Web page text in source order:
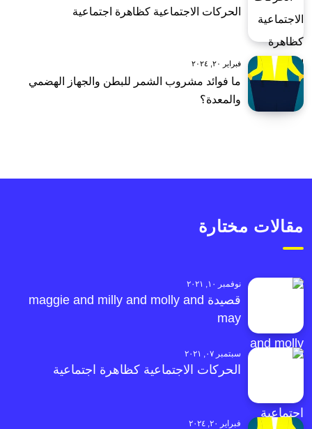
الحركات الاجتماعية كظاهرة اجتماعية
فبراير ٢٠, ٢٠٢٤
ما فوائد مشروب الشمر للبطن والجهاز الهضمي
والمعدة؟
مقالات مختارة
نوفمبر ١٠, ٢٠٢١
قصيدة maggie and milly and molly and
may
سبتمبر ٠٧, ٢٠٢١
الحركات الاجتماعية كظاهرة اجتماعية
فبراير ٢٠, ٢٠٢٤